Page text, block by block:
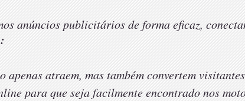
anúncios publicitários de forma eficaz,
apenas atraem, mas também convertem
para que seja facilmente encontrado nos